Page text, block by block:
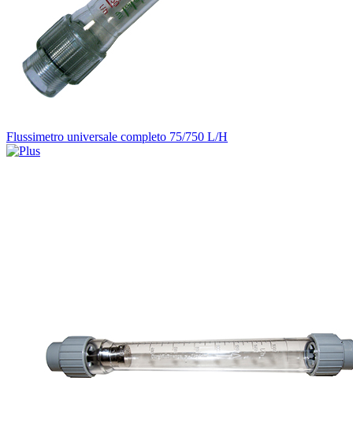
Flussimetro universale completo 75/750 L/H